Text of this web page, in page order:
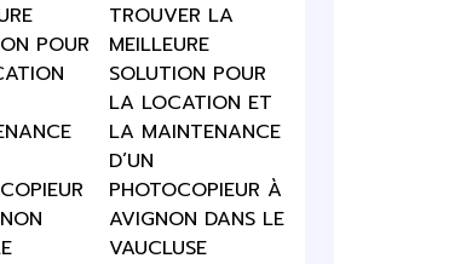
TROUVER LA
MEILLEURE
SOLUTION POUR
LA LOCATION ET
LA MAINTENANCE
D’UN
PHOTOCOPIEUR À
AVIGNON DANS LE
VAUCLUSE